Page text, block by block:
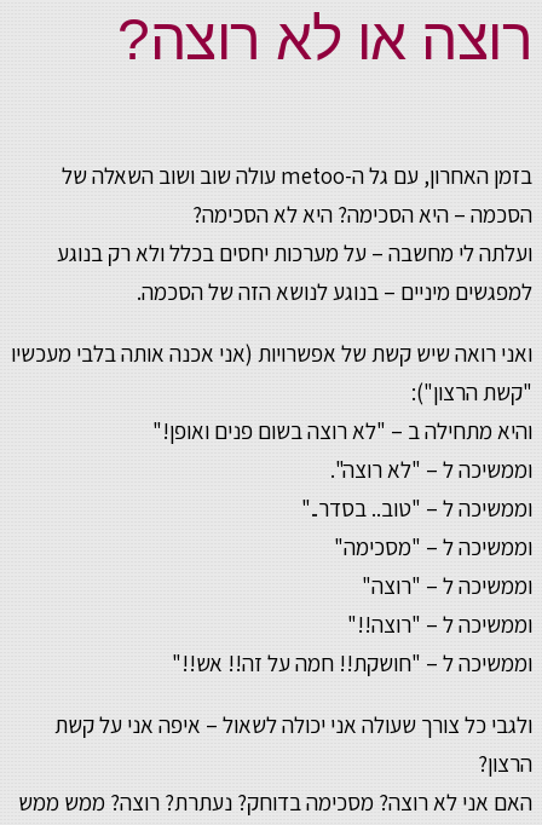
רוצה או לא רוצה?
בזמן האחרון, עם גל ה-metoo עולה שוב ושוב השאלה של
הסכמה – היא הסכימה? היא לא הסכימה?
ועלתה לי מחשבה – על מערכות יחסים בכלל ולא רק בנוגע
למפגשים מיניים – בנוגע לנושא הזה של הסכמה.
ואני רואה שיש קשת של אפשרויות (אני אכנה אותה בלבי מעכשיו
"קשת הרצון"):
והיא מתחילה ב – "לא רוצה בשום פנים ואופן!"
וממשיכה ל – "לא רוצה".
וממשיכה ל – "טוב.. בסדר.."
וממשיכה ל – "מסכימה"
וממשיכה ל – "רוצה"
וממשיכה ל – "רוצה!!"
וממשיכה ל – "חושקת!! חמה על זה!! אש!!"
ולגבי כל צורך שעולה אני יכולה לשאול – איפה אני על קשת
הרצון?
האם אני לא רוצה? מסכימה בדוחק? נעתרת? רוצה? ממש ממש